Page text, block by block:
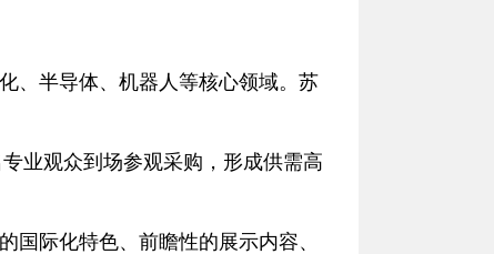
、半导体、机器人等核心领域。苏
业观众到场参观采购，形成供需高
际化特色、前瞻性的展示内容、